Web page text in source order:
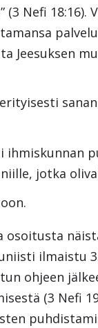
(3 Nefi
Jeesuksen
ihmiskunnan
jotka
osoitusta
ilmaistu
ohjeen
(3 Nefi